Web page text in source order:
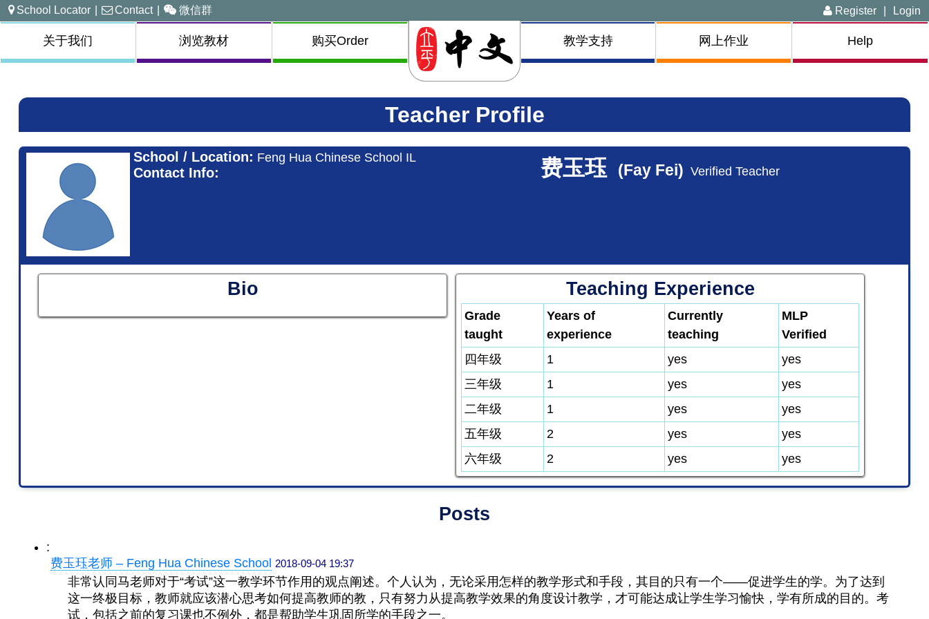
School Locator | Contact | 微信群 Register | Login
关于我们 浏览教材 购买Order 教学支持 网上作业 Help
Teacher Profile
费玉珏 (Fay Fei) Verified Teacher
School / Location: Feng Hua Chinese School IL
Contact Info:
Bio Teaching Experience
Grade
taught
Years of
experience
Currently
teaching
MLP
Verified
四年级
1 yes
yes
三年级
1 yes
yes
二年级
1 yes
yes
五年级
2 yes
yes
六年级
2 yes yes
Posts
:
费玉珏老师 – Feng Hua Chinese School 2018-09-04 19:37
非常认同马老师对于“考试”这一教学环节作用的观点阐述。个人认为，无论采用怎样的教学形式和手段，其目的只有一个——促进学生的学。为了达到
这一终极目标，教师就应该潜心思考如何提高教师的教，只有努力从提高教学效果的角度设计教学，才可能达成让学生学习愉快，学有所成的目的。考
试，包括之前的复习课也不例外，都是帮助学生巩固所学的手段之一。